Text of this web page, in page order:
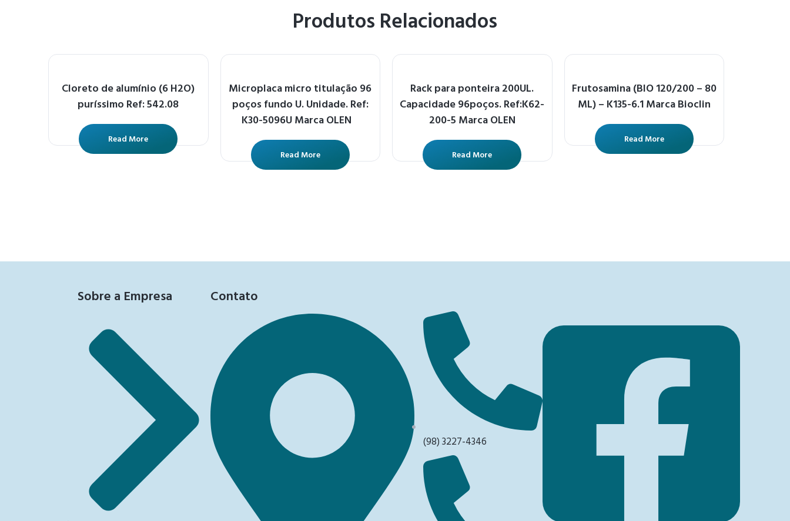
Produtos Relacionados
Cloreto de alumínio (6 H2O)
puríssimo Ref: 542.08
Read More
Microplaca micro titulação 96
poços fundo U. Unidade. Ref:
K30-5096U Marca OLEN
Read More
Rack para ponteira 200UL.
Capacidade 96poços. Ref:K62-
200-5 Marca OLEN
Read More
Frutosamina (BIO 120/200 – 80
ML) – K135-6.1 Marca Bioclin
Read More
Sobre a Empresa Contato
(98) 3227-4346